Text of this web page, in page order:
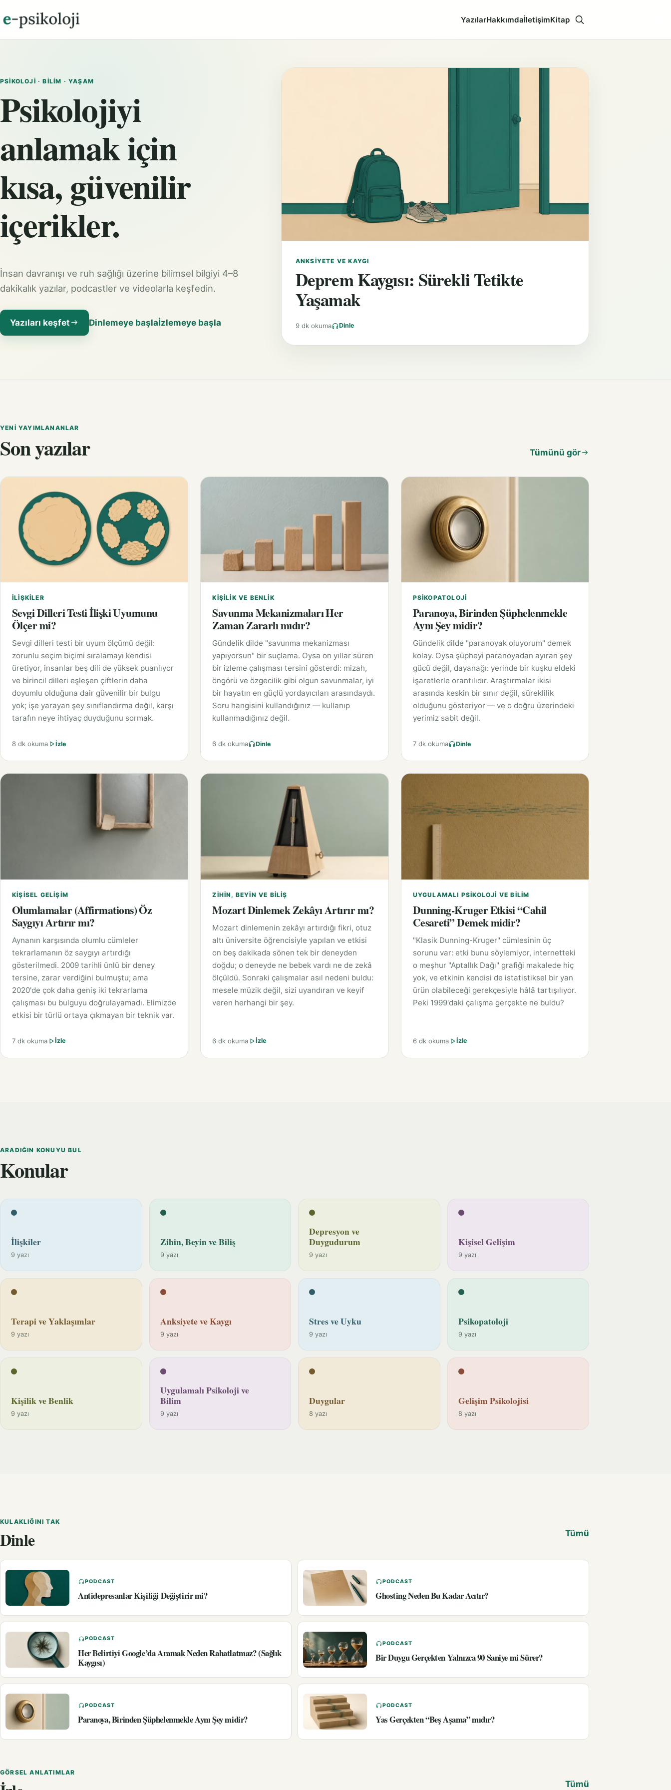
YazılarHakkımdaİletişimKitap Aramayı aç
PSIKOLOJI · BILIM · YAŞAM
Psikolojiyi
anlamak için
kısa, güvenilir
içerikler.
İnsan davranışı ve ruh sağlığı üzerine bilimsel bilgiyi 4–8
dakikalık yazılar, podcastler ve videolarla keşfedin.
Yazıları keşfet Dinlemeye başlaİzlemeye başla
ANKSIYETE VE KAYGI
Deprem Kaygısı: Sürekli Tetikte
Yaşamak
9 dk okuma Dinle
YENI YAYIMLANANLAR
Son yazılar Tümünü gör
İLIŞKILER
Sevgi Dilleri Testi İlişki Uyumunu
Ölçer mi?
Sevgi dilleri testi bir uyum ölçümü değil:
zorunlu seçim biçimi sıralamayı kendisi
üretiyor, insanlar beş dili de yüksek puanlıyor
ve birincil dilleri eşleşen çiftlerin daha
doyumlu olduğuna dair güvenilir bir bulgu
yok; işe yarayan şey sınıflandırma değil, karşı
tarafın neye ihtiyaç duyduğunu sormak.
8 dk okuma İzle
KIŞILIK VE BENLIK
Savunma Mekanizmaları Her
Zaman Zararlı mıdır?
Gündelik dilde "savunma mekanizması
yapıyorsun" bir suçlama. Oysa on yıllar süren
bir izleme çalışması tersini gösterdi: mizah,
öngörü ve özgecilik gibi olgun savunmalar, iyi
bir hayatın en güçlü yordayıcıları arasındaydı.
Soru hangisini kullandığınız — kullanıp
kullanmadığınız değil.
6 dk okuma Dinle
PSIKOPATOLOJI
Paranoya, Birinden Şüphelenmekle
Aynı Şey midir?
Gündelik dilde "paranoyak oluyorum" demek
kolay. Oysa şüpheyi paranoyadan ayıran şey
gücü değil, dayanağı: yerinde bir kuşku eldeki
işaretlerle orantılıdır. Araştırmalar ikisi
arasında keskin bir sınır değil, süreklilik
olduğunu gösteriyor — ve o doğru üzerindeki
yerimiz sabit değil.
7 dk okuma Dinle
KIŞISEL GELIŞIM
Olumlamalar (Affirmations) Öz
Saygıyı Artırır mı?
Aynanın karşısında olumlu cümleler
tekrarlamanın öz saygıyı artırdığı
gösterilmedi. 2009 tarihli ünlü bir deney
tersine, zarar verdiğini bulmuştu; ama
2020'de çok daha geniş iki tekrarlama
çalışması bu bulguyu doğrulayamadı. Elimizde
etkisi bir türlü ortaya çıkmayan bir teknik var.
7 dk okuma İzle
ZIHIN, BEYIN VE BILIŞ
Mozart Dinlemek Zekâyı Artırır mı?
Mozart dinlemenin zekâyı artırdığı fikri, otuz
altı üniversite öğrencisiyle yapılan ve etkisi
on beş dakikada sönen tek bir deneyden
doğdu; o deneyde ne bebek vardı ne de zekâ
ölçüldü. Sonraki çalışmalar asıl nedeni buldu:
mesele müzik değil, sizi uyandıran ve keyif
veren herhangi bir şey.
6 dk okuma İzle
UYGULAMALI PSIKOLOJI VE BILIM
Dunning-Kruger Etkisi “Cahil
Cesareti” Demek midir?
"Klasik Dunning-Kruger" cümlesinin üç
sorunu var: etki bunu söylemiyor, internetteki
o meşhur "Aptallık Dağı" grafiği makalede hiç
yok, ve etkinin kendisi de istatistiksel bir yan
ürün olabileceği gerekçesiyle hâlâ tartışılıyor.
Peki 1999'daki çalışma gerçekte ne buldu?
6 dk okuma İzle
ARADIĞIN KONUYU BUL
Konular
İlişkiler
9 yazı
Zihin, Beyin ve Biliş
9 yazı
Depresyon ve
Duygudurum
9 yazı
Kişisel Gelişim
9 yazı
Terapi ve Yaklaşımlar
9 yazı
Anksiyete ve Kaygı
9 yazı
Stres ve Uyku
9 yazı
Psikopatoloji
9 yazı
Kişilik ve Benlik
9 yazı
Uygulamalı Psikoloji ve
Bilim
9 yazı
Duygular
8 yazı
Gelişim Psikolojisi
8 yazı
KULAKLIĞINI TAK
Dinle Tümü
PODCAST
Antidepresanlar Kişiliği Değiştirir mi?
PODCAST
Ghosting Neden Bu Kadar Acıtır?
PODCAST
Her Belirtiyi Google’da Aramak Neden Rahatlatmaz? (Sağlık
Kaygısı)
PODCAST
Bir Duygu Gerçekten Yalnızca 90 Saniye mi Sürer?
PODCAST
Paranoya, Birinden Şüphelenmekle Aynı Şey midir?
PODCAST
Yas Gerçekten “Beş Aşama” mıdır?
GÖRSEL ANLATIMLAR
Tümü